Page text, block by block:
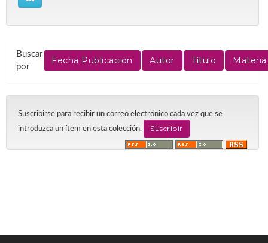
Buscar
por
Suscribirse para recibir un correo electrónico cada vez que se
introduzca un ítem en esta colección.